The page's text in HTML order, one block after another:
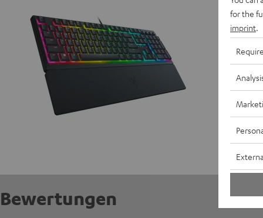
Bewertungen
for the
imprint